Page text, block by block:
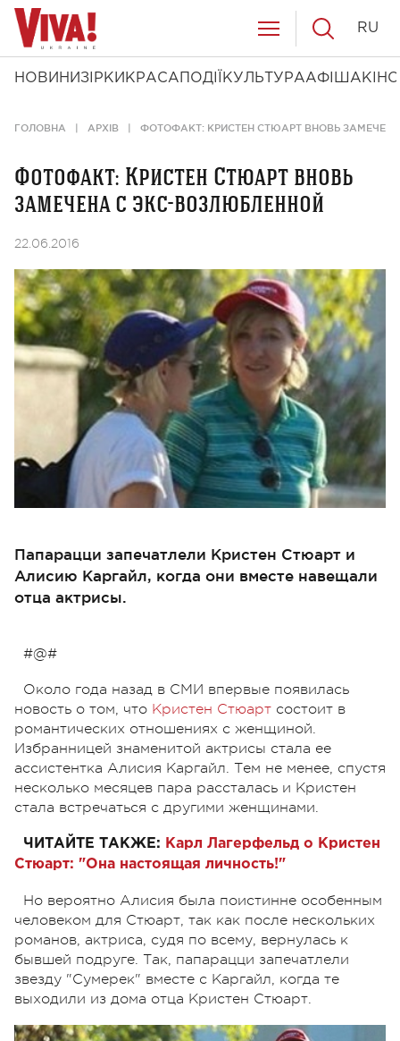
НОВИНИ ЗІРКИ КРАСА ПОДІЇ КУЛЬТУРААФІША КІНО
RU
ГОЛОВНА АРХІВ ФОТОФАКТ: КРИСТЕН СТЮАРТ ВНОВЬ
Фотофакт: Кристен Стюарт вновь
замечена с экс-возлюбленной
22.06.2016
Папарацци запечатлели Кристен Стюарт и
Алисию Каргайл, когда они вместе навещали
отца актрисы.
#@#
Около года назад в СМИ впервые появилась
новость о том, что Кристен Стюарт состоит в
романтических отношениях с женщиной.
Избранницей знаменитой актрисы стала ее
ассистентка Алисия Каргайл. Тем не менее, спустя
несколько месяцев пара рассталась и Кристен
стала встречаться с другими женщинами.
ЧИТАЙТЕ ТАКЖЕ: Карл Лагерфельд о Кристен
Стюарт: "Она настоящая личность!"
Но вероятно Алисия была поистинне особенным
человеком для Стюарт, так как после нескольких
романов, актриса, судя по всему, вернулась к
бывшей подруге. Так, папарацци запечатлели
звезду "Сумерек" вместе с Каргайл, когда те
выходили из дома отца Кристен Стюарт.